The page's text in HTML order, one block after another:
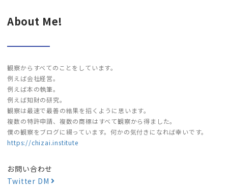
About Me!
観察からすべてのことをしています。
例えば会社経営。
例えば本の執筆。
例えば知財の研究。
観察は最速で最善の結果を招くように思います。
複数の特許申請、複数の商標はすべて観察から得ました。
僕の観察をブログに綴っています。何かの気付きになれば幸いです。
https://chizai.institute
お問い合わせ
Twitter DM